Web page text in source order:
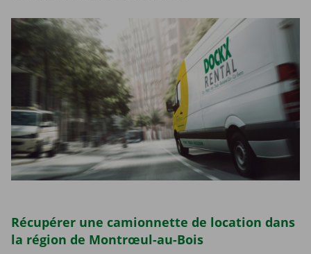
Récupérer une camionnette de location dans
la région de Montrœul-au-Bois